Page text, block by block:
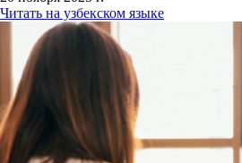
Читать на узбекском языке